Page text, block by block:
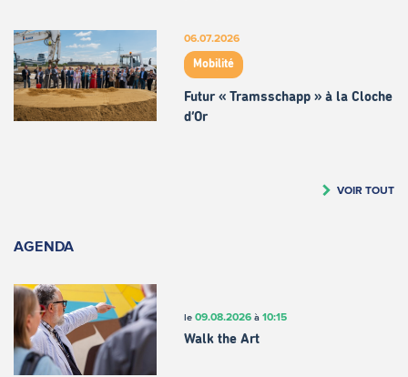
06.07.2026
Mobilité
Futur « Tramsschapp » à la Cloche
d’Or
VOIR TOUT
AGENDA
le 09.08.2026à 10:15
Walk the Art